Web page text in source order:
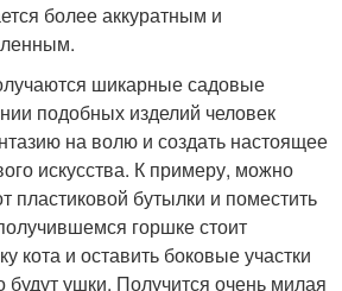
более аккуратным и
шикарные садовые
подобных изделий человек
на волю и создать настоящее
искусства. К примеру, можно
пластиковой бутылки и поместить
горшке стоит
кота и оставить боковые участки
будут ушки. Получится очень милая